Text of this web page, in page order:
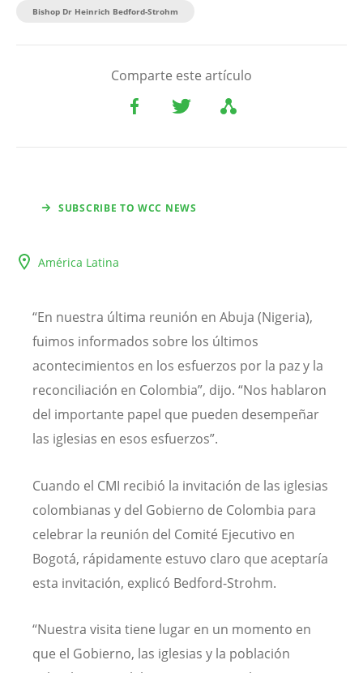
Bishop Dr Heinrich Bedford-Strohm
Comparte este artículo
SUBSCRIBE TO WCC NEWS
América Latina
“En nuestra última reunión en Abuja (Nigeria),
fuimos informados sobre los últimos
acontecimientos en los esfuerzos por la paz y la
reconciliación en Colombia”, dijo. “Nos hablaron
del importante papel que pueden desempeñar
las iglesias en esos esfuerzos”.
Cuando el CMI recibió la invitación de las iglesias
colombianas y del Gobierno de Colombia para
celebrar la reunión del Comité Ejecutivo en
Bogotá, rápidamente estuvo claro que aceptaría
esta invitación, explicó Bedford-Strohm.
“Nuestra visita tiene lugar en un momento en
que el Gobierno, las iglesias y la población